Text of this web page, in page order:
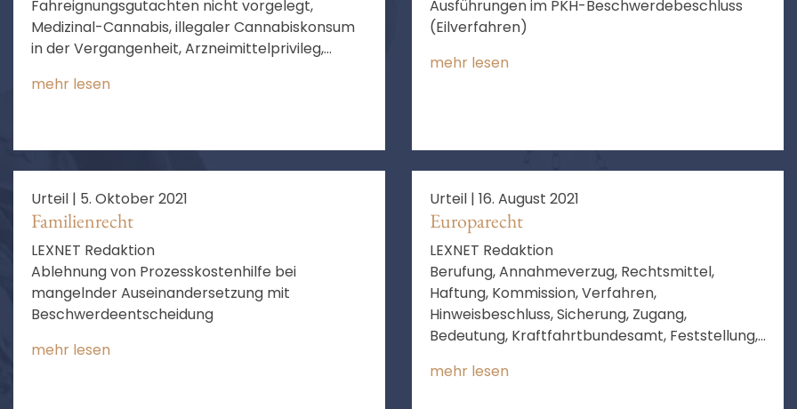
Fahreignungsgutachten nicht vorgelegt,
Medizinal-Cannabis, illegaler Cannabiskonsum
in der Vergangenheit, Arzneimittelprivileg,
Indikation, fortbestehende Fahreignungszweifel
mehr lesen
Ausführungen im PKH-Beschwerdebeschluss
(Eilverfahren)
mehr lesen
Urteil | 5. Oktober 2021
Familienrecht
LEXNET Redaktion
Ablehnung von Prozesskostenhilfe bei
mangelnder Auseinandersetzung mit
Beschwerdeentscheidung
mehr lesen
Urteil | 16. August 2021
Europarecht
LEXNET Redaktion
Berufung, Annahmeverzug, Rechtsmittel,
Haftung, Kommission, Verfahren,
Hinweisbeschluss, Sicherung, Zugang,
Bedeutung, Kraftfahrtbundesamt, Feststellung,
Rechts, Aussicht auf Erfolg, Die Fortbildung des
mehr lesen